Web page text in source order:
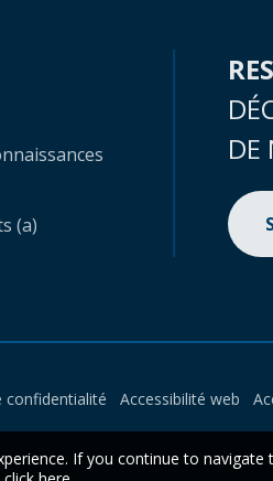
(a)
DE
confidentialité Accessibilité web
If you continue to navigate